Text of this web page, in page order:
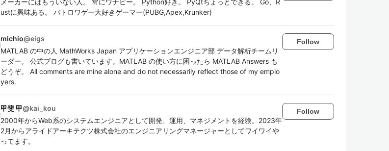
メーカーにはもういない人。 常にワナビー。 Python好き。 PyQtちょっとできる。 Go、R
ustに興味ある。 バトロワゲー大好きゲーマー(PUBG,Apex,Krunker)
michio@eigs
MATLAB の中の人 MathWorks Japan アプリケーションエンジニア部 データ解析チームリ
ーダー。 公式ブログも書いています。MATLAB の使い方に困ったら MATLAB Answers も
どうぞ。 All comments are mine alone and do not necessarily reflect those of my emplo
yers.
Follow
甲斐 甲@kai_kou
2000年からWeb系のシステムエンジニアとして開発、運用、マネジメントを経験。2023年
2月からアライドアーキテクツ株式会社のエンジニアリングマネージャーとしてワイワイや
ってます。
Follow